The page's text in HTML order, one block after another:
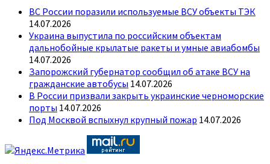
ВС России поразили используемые ВСУ объекты ТЭК
14.07.2026
Украина выпустила по российским объектам
дальнобойные крылатые ракеты и умные авиабомбы
14.07.2026
Запорожский губернатор сообщил об атаке ВСУ на
гражданские автобусы 14.07.2026
В России призвали закрыть украинские черноморские
порты 14.07.2026
Под Москвой вспыхнул крупный пожар 14.07.2026